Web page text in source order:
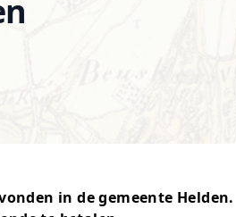
in de gemeente Helden.